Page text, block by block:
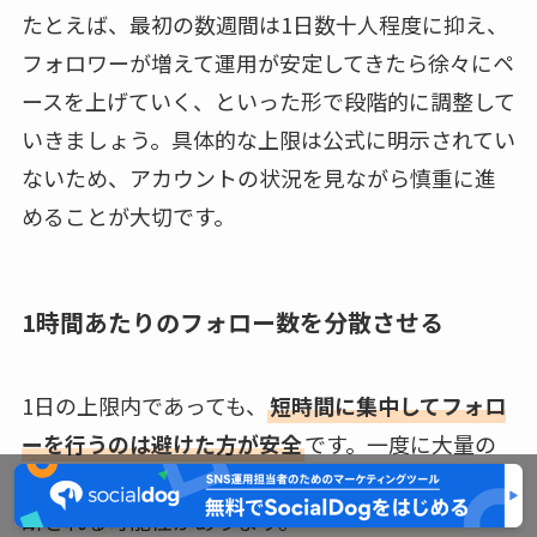
たとえば、最初の数週間は1日数十人程度に抑え、
フォロワーが増えて運用が安定してきたら徐々にペ
ースを上げていく、といった形で段階的に調整して
いきましょう。具体的な上限は公式に明示されてい
ないため、アカウントの状況を見ながら慎重に進
めることが大切です。
1時間あたりのフォロー数を分散させる
1日の上限内であっても、 短時間に集中してフォロ
ーを行うのは避けた方が安全です。一度に大量の
フォローを行うと、システムから機械的な操作と判
断される可能性があります。